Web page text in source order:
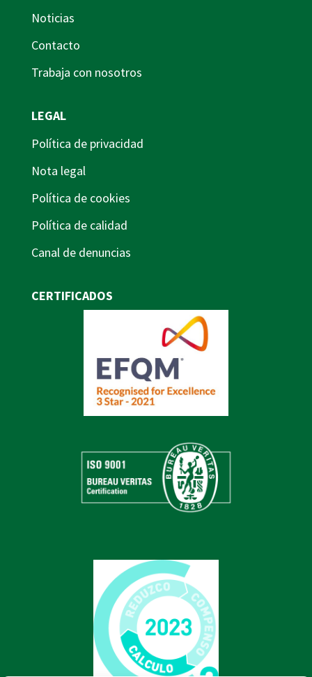
Noticias
Contacto
Trabaja con nosotros
LEGAL
Política de privacidad
Nota legal
Política de cookies
Política de calidad
Canal de denuncias
CERTIFICADOS